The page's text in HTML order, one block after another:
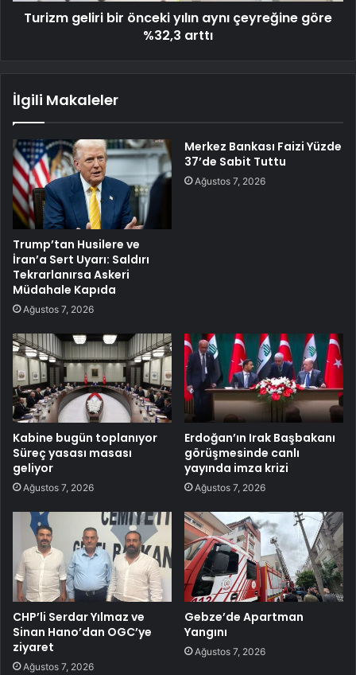
Turizm geliri bir önceki yılın aynı çeyreğine göre
%32,3 arttı
İlgili Makaleler
Trump’tan Husilere ve
İran’a Sert Uyarı: Saldırı
Tekrarlanırsa Askeri
Müdahale Kapıda
Ağustos 7, 2026
Merkez Bankası Faizi Yüzde
37’de Sabit Tuttu
Ağustos 7, 2026
Kabine bugün toplanıyor
Süreç yasası masası
geliyor
Ağustos 7, 2026
Erdoğan’ın Irak Başbakanı
görüşmesinde canlı
yayında imza krizi
Ağustos 7, 2026
CHP’li Serdar Yılmaz ve
Sinan Hano’dan OGC’ye
ziyaret
Ağustos 7, 2026
Gebze’de Apartman
Yangını
Ağustos 7, 2026